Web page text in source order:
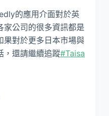
的應用介面對於英
家公司的很多資訊都是
果對於更多日本市場與
，還請繼續追蹤#Taisa